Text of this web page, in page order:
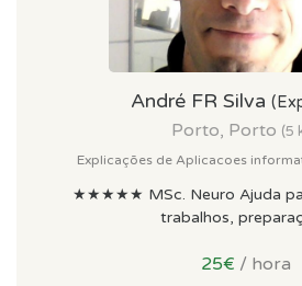
André FR Silva
Porto, Porto (5
Explicações de Aplicacoes
★★★★★ MSc. Neuro Ajuda
trabalhos,
25€ / hora